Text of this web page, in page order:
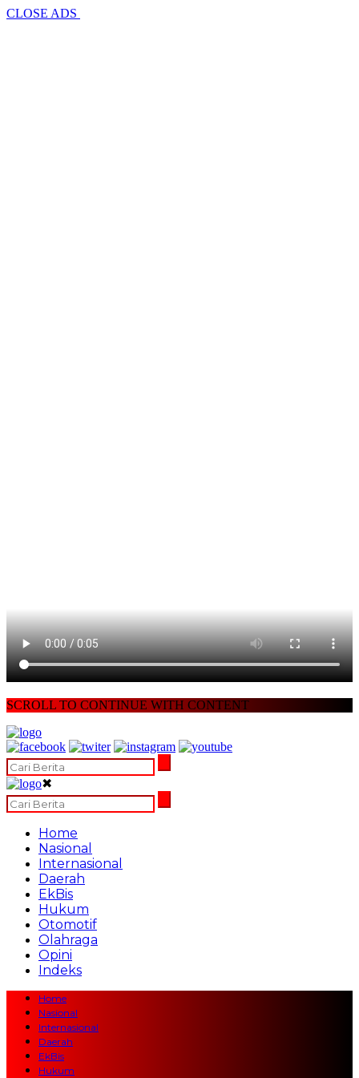
CLOSE ADS
SCROLL TO CONTINUE WITH CONTENT
✖
Home
Nasional
Internasional
Daerah
EkBis
Hukum
Otomotif
Olahraga
Opini
Indeks
Home
Nasional
Internasional
Daerah
EkBis
Hukum